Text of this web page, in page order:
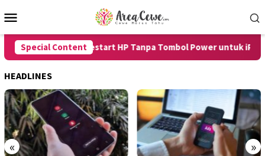
to
Menu
Special Content
8 Cara Restart HP Tanpa Tombol Power untuk iPhone
HEADLINES
« »